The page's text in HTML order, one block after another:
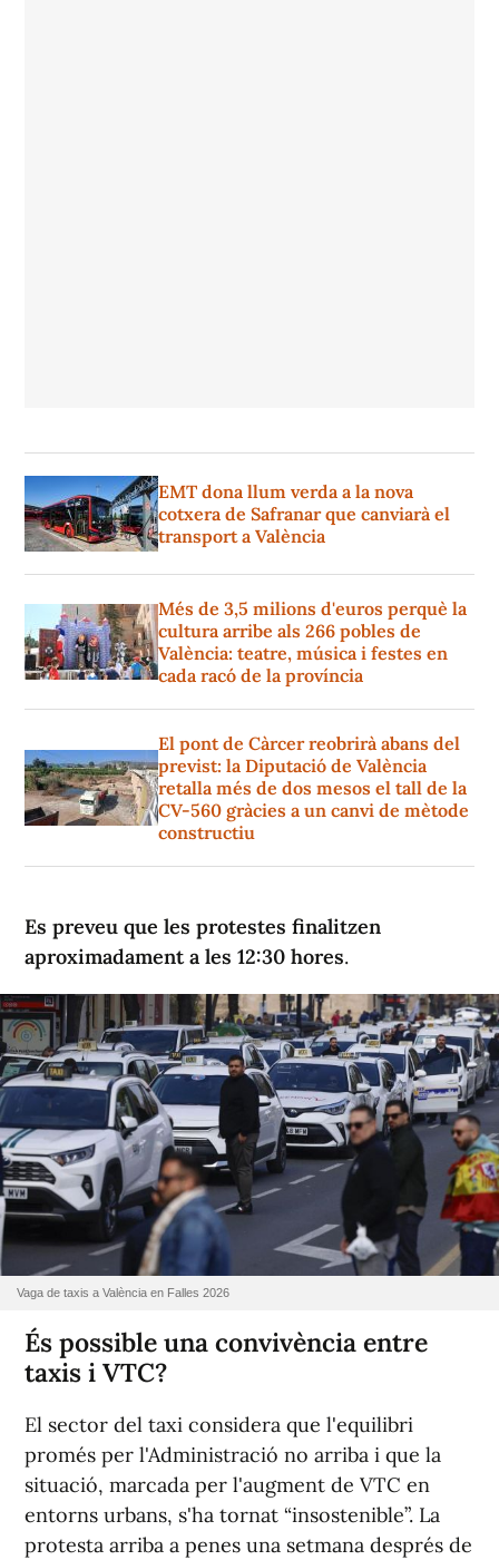
EMT dona llum verda a la nova
cotxera de Safranar que canviarà el
transport a València
Més de 3,5 milions d'euros perquè la
cultura arribe als 266 pobles de
València: teatre, música i festes en
cada racó de la província
El pont de Càrcer reobrirà abans del
previst: la Diputació de València
retalla més de dos mesos el tall de la
CV-560 gràcies a un canvi de mètode
constructiu
Es preveu que les protestes finalitzen
aproximadament a les 12:30 hores.
Vaga de taxis a València en Falles 2026
És possible una convivència entre
taxis i VTC?
El sector del taxi considera que l'equilibri
promés per l'Administració no arriba i que la
situació, marcada per l'augment de VTC en
entorns urbans, s'ha tornat “insostenible”. La
protesta arriba a penes una setmana després de